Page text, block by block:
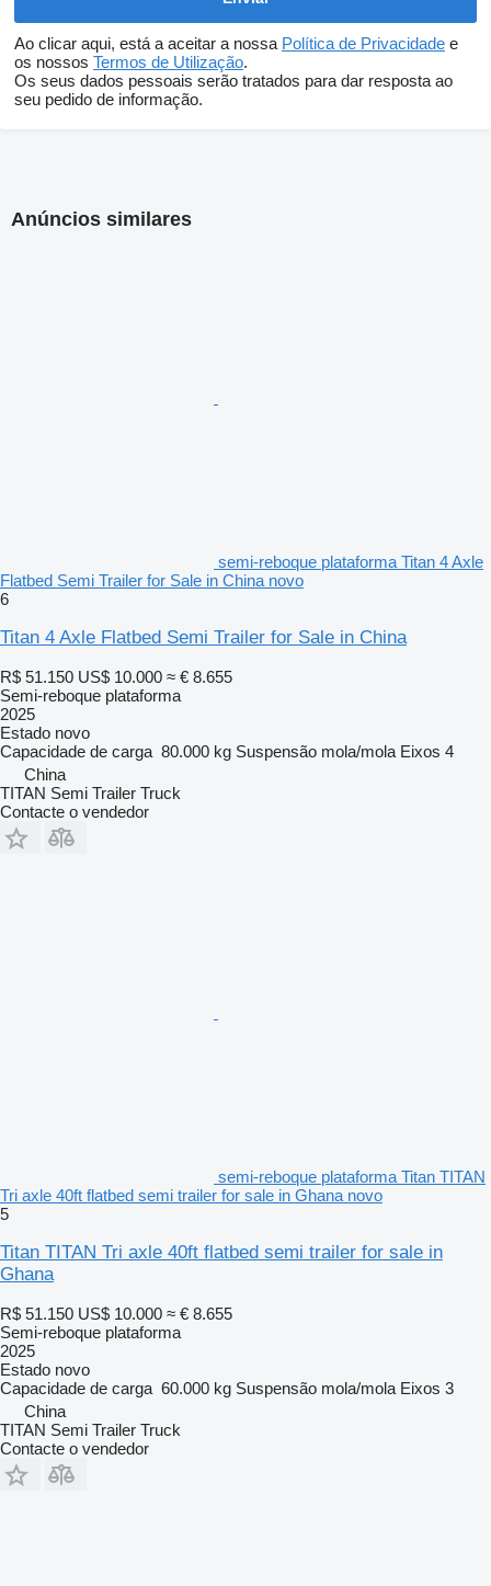
Ao clicar aqui, está a aceitar a nossa Política de Privacidade e
os nossos Termos de Utilização.
Os seus dados pessoais serão tratados para dar resposta ao
seu pedido de informação.
Anúncios similares
semi-reboque plataforma Titan 4 Axle
Flatbed Semi Trailer for Sale in China novo
6
Titan 4 Axle Flatbed Semi Trailer for Sale in China
R$ 51.150 US$ 10.000 ≈ € 8.655
Semi-reboque plataforma
2025
Estado novo
Capacidade de carga 80.000 kg Suspensão mola/mola Eixos 4
China
TITAN Semi Trailer Truck
Contacte o vendedor
semi-reboque plataforma Titan TITAN
Tri axle 40ft flatbed semi trailer for sale in Ghana novo
5
Titan TITAN Tri axle 40ft flatbed semi trailer for sale in
Ghana
R$ 51.150 US$ 10.000 ≈ € 8.655
Semi-reboque plataforma
2025
Estado novo
Capacidade de carga 60.000 kg Suspensão mola/mola Eixos 3
China
TITAN Semi Trailer Truck
Contacte o vendedor